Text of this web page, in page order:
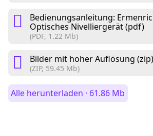
Bedienungsanleitung:
Optisches Nivelliergerät (pdf)
(PDF, 1.22 Mb)
Bilder mit hoher Auflösung (zip)
(ZIP, 59.45 Mb)
Alle herunterladen · 61.86 Mb